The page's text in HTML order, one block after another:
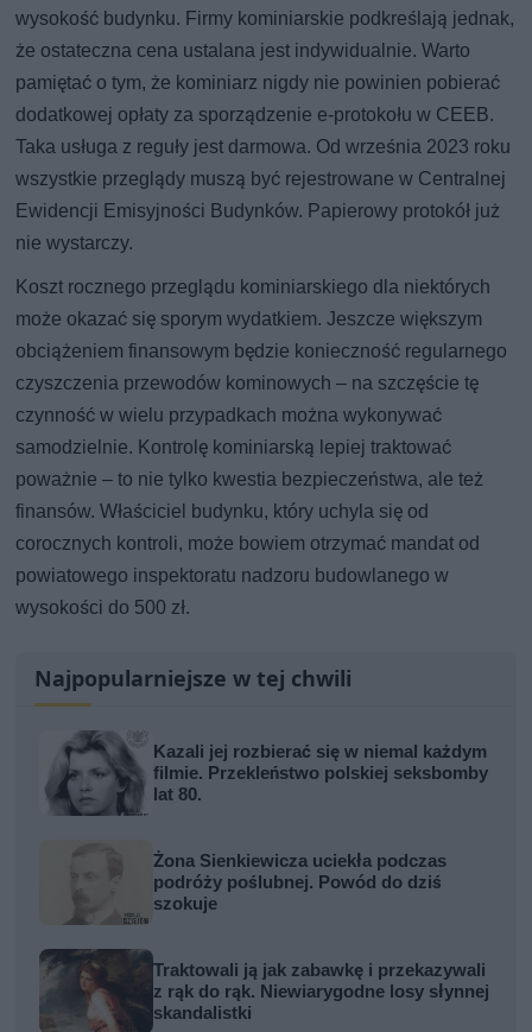
wysokość budynku. Firmy kominiarskie podkreślają jednak,
że ostateczna cena ustalana jest indywidualnie. Warto
pamiętać o tym, że kominiarz nigdy nie powinien pobierać
dodatkowej opłaty za sporządzenie e-protokołu w CEEB.
Taka usługa z reguły jest darmowa. Od września 2023 roku
wszystkie przeglądy muszą być rejestrowane w Centralnej
Ewidencji Emisyjności Budynków. Papierowy protokół już
nie wystarczy.
Koszt rocznego przeglądu kominiarskiego dla niektórych
może okazać się sporym wydatkiem. Jeszcze większym
obciążeniem finansowym będzie konieczność regularnego
czyszczenia przewodów kominowych – na szczęście tę
czynność w wielu przypadkach można wykonywać
samodzielnie. Kontrolę kominiarską lepiej traktować
poważnie – to nie tylko kwestia bezpieczeństwa, ale też
finansów. Właściciel budynku, który uchyla się od
corocznych kontroli, może bowiem otrzymać mandat od
powiatowego inspektoratu nadzoru budowlanego w
wysokości do 500 zł.
Najpopularniejsze w tej chwili
Kazali jej rozbierać się w niemal każdym
filmie. Przekleństwo polskiej seksbomby
lat 80.
Żona Sienkiewicza uciekła podczas
podróży poślubnej. Powód do dziś
szokuje
Traktowali ją jak zabawkę i przekazywali
z rąk do rąk. Niewiarygodne losy słynnej
skandalistki